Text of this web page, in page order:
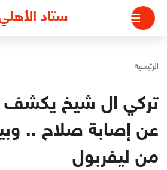
التجاوز
المحتوى
ستاد
الرئيسية
تركي ال شيخ يكشف
عن إصابة صلاح ..
من ليفربول